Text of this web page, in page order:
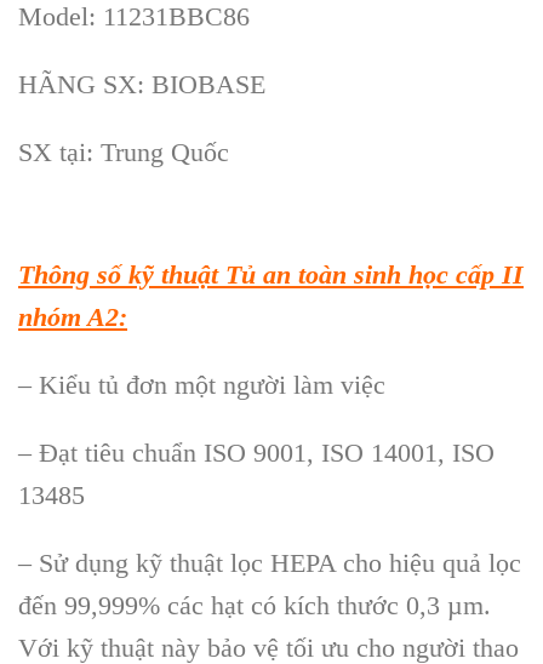
Model: 11231BBC86
HÃNG SX: BIOBASE
SX tại: Trung Quốc
Thông số kỹ thuật Tủ an toàn sinh học cấp II
nhóm A2:
– Kiểu tủ đơn một người làm việc
– Đạt tiêu chuẩn ISO 9001, ISO 14001, ISO
13485
– Sử dụng kỹ thuật lọc HEPA cho hiệu quả lọc
đến 99,999% các hạt có kích thước 0,3 µm.
Với kỹ thuật này bảo vệ tối ưu cho người thao